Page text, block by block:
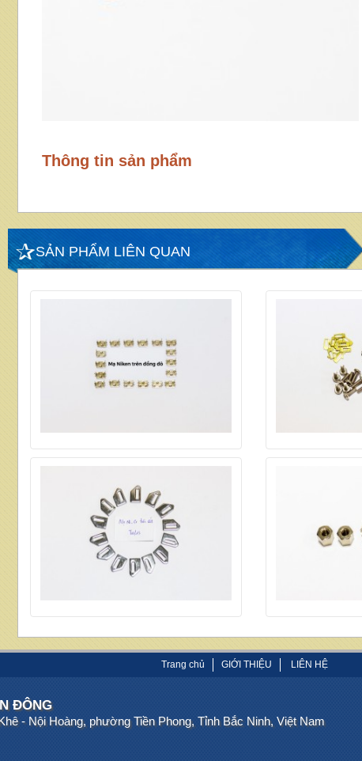
Thông tin sản phẩm
SẢN PHẨM LIÊN QUAN
Trang chủ GIỚI THIỆU LIÊN HỆ
ĐÔNG
- Nội Hoàng, phường Tiền Phong, Tỉnh Bắc Ninh, Việt Nam